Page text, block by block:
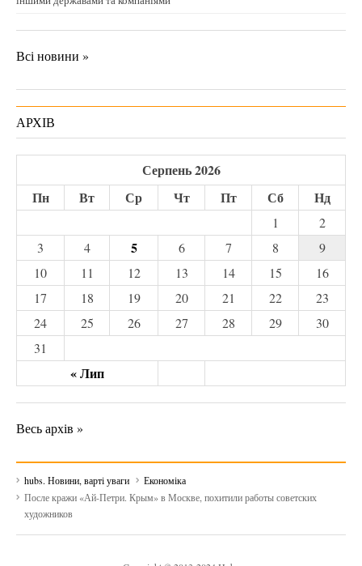
Всі новини »
АРХІВ
Серпень 2026
Пн
Вт Ср Чт Пт Сб Нд
« Лип
1
2
3
4 5 6 7 8
9
10
11 12 13 14 15
16
17
18 19 20 21 22
23
24
25 26 27 28 29
30
31
Весь архів »
hubs. Новини, варті уваги
Економіка
После кражи «Ай-Петри. Крым» в Москве, похитили работы советских
художников